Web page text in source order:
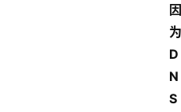
因
为
D
N
S